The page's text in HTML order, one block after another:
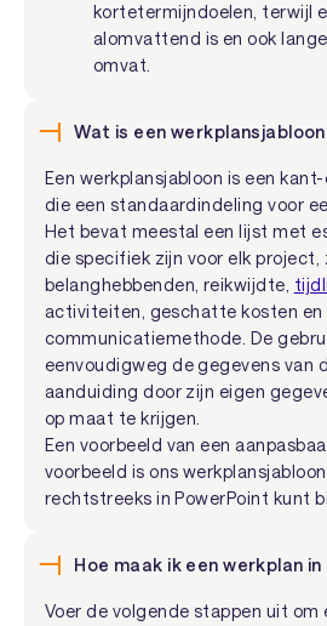
kortetermijndoelen, terwijl
alomvattend is en ook
omvat.
Wat is een
Een werkplansjabloon is een
die een standaardindeling voor
Het bevat meestal een lijst met
die specifiek zijn voor elk project,
belanghebbenden, reikwijdte,
activiteiten, geschatte kosten en
communicatiemethode. De
eenvoudigweg de gegevens van
aanduiding door zijn eigen
op maat te krijgen.
Een voorbeeld van een
voorbeeld is ons
rechtstreeks in PowerPoint kunt
Hoe maak ik een werkplan in
Voer de volgende stappen uit om